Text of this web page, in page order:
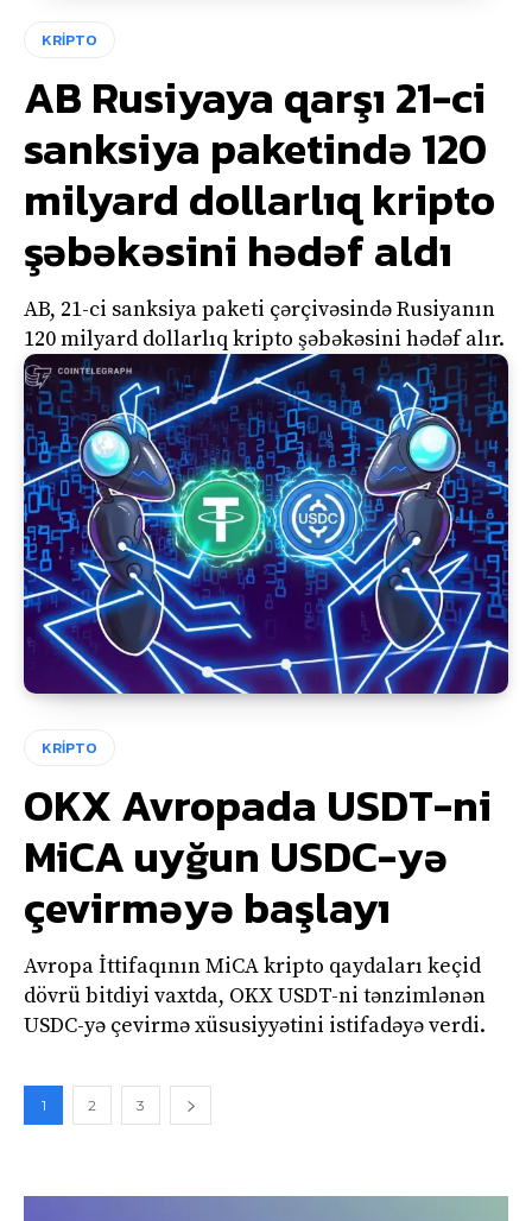
KRİPTO
AB Rusiyaya qarşı 21-ci
sanksiya paketində 120
milyard dollarlıq kripto
şəbəkəsini hədəf aldı
AB, 21-ci sanksiya paketi çərçivəsində Rusiyanın
120 milyard dollarlıq kripto şəbəkəsini hədəf alır.
KRİPTO
OKX Avropada USDT-ni
MiCA uyğun USDC-yə
çevirməyə başlayı
Avropa İttifaqının MiCA kripto qaydaları keçid
dövrü bitdiyi vaxtda, OKX USDT-ni tənzimlənən
USDC-yə çevirmə xüsusiyyətini istifadəyə verdi.
1 2 3